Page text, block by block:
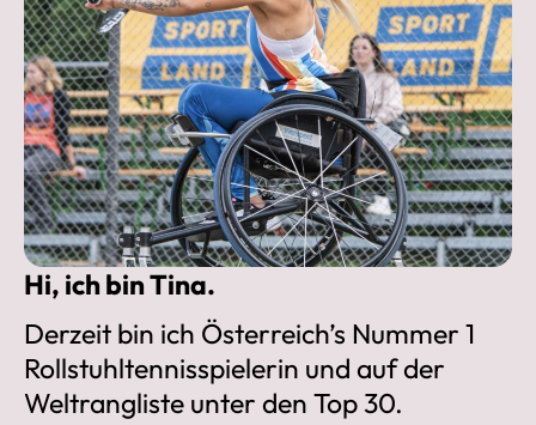
Hi, ich bin Tina.
Derzeit bin ich Österreich’s Nummer 1
Rollstuhltennisspielerin und auf der
Weltrangliste unter den Top 30.